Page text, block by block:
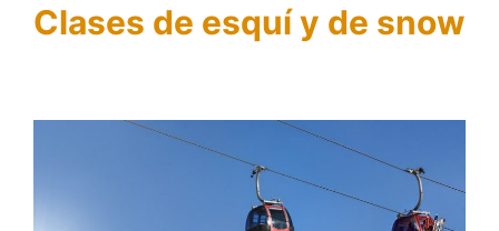
Clases de esquí y de snow